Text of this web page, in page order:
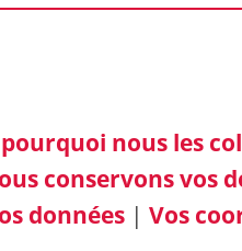
nous les
conservons vos
données | Vos